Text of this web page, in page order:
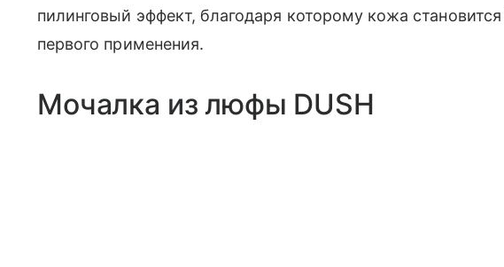
пилинговый эффект, благодаря которому кожа
первого применения.
Мочалка из люфы DUSH